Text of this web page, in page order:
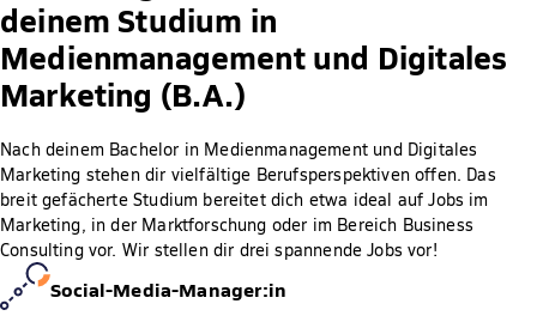
deinem Studium in
Medienmanagement und Digitales
Marketing (B.A.)
Nach deinem Bachelor in Medienmanagement und Digitales
Marketing stehen dir vielfältige Berufsperspektiven offen. Das
breit gefächerte Studium bereitet dich etwa ideal auf Jobs im
Marketing, in der Marktforschung oder im Bereich Business
Consulting vor. Wir stellen dir drei spannende Jobs vor!
Social-Media-Manager:in